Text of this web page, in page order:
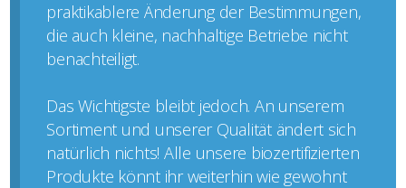
praktikablere Änderung der Bestimmungen,
die auch kleine, nachhaltige Betriebe nicht
benachteiligt.
Das Wichtigste bleibt jedoch. An unserem
Sortiment und unserer Qualität ändert sich
natürlich nichts! Alle unsere biozertifizierten
Produkte könnt ihr weiterhin wie gewohnt